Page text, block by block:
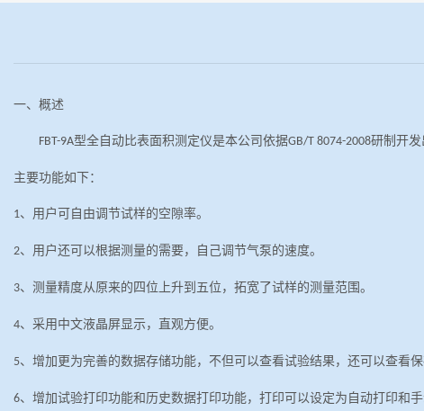
一、概述
FBT-9A型全自动比表面积测定仪是本公司依据GB/T 8074-2008研制开发
主要功能如下：
1、用户可自由调节试样的空隙率。
2、用户还可以根据测量的需要，自己调节气泵的速度。
3、测量精度从原来的四位上升到五位，拓宽了试样的测量范围。
4、采用中文液晶屏显示，直观方便。
5、增加更为完善的数据存储功能，不但可以查看试验结果，还可以查看保
6、增加试验打印功能和历史数据打印功能，打印可以设定为自动打印和手